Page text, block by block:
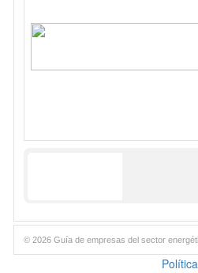
© 2026 Guía de empresas del sector